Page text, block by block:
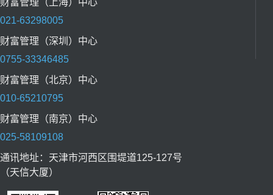
财富管理（上海）中心
021-63298005
财富管理（深圳）中心
0755-33346485
财富管理（北京）中心
010-65210795
财富管理（南京）中心
025-58109108
通讯地址：天津市河西区围堤道125-127号
（天信大厦）